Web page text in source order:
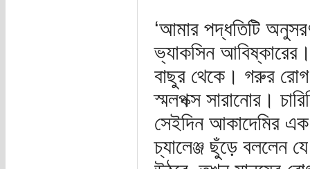
‘আমার পদ্ধতিটি
ভ্যাকসিন
বাছুর থেকে। গরুর রোগ
স্মলপক্স সারানোর।
সেইদিন আকাদেমির
চ্যালেঞ্জ ছুঁড়ে বললেন